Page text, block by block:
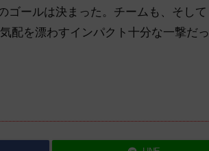
ールは決まった。チームも、そして
を漂わすインパクト十分な一撃だっ